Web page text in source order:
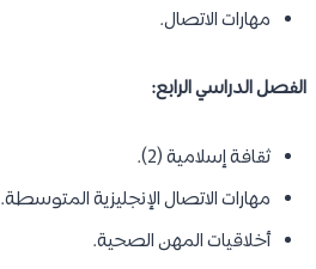
مهارات الاتصال.
الفصل الدراسي الرابع:
ثقافة إسلامية (2).
مهارات الاتصال الإنجليزية المتوسطة.
أخلاقيات المهن الصحية.